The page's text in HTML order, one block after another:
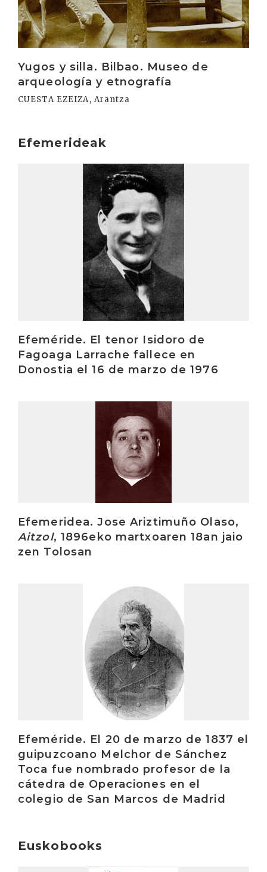
Yugos y silla. Bilbao. Museo de
arqueología y etnografía
CUESTA EZEIZA, Arantza
Efemerideak
Efeméride. El tenor Isidoro de
Fagoaga Larrache fallece en
Donostia el 16 de marzo de 1976
Efemeridea. Jose Ariztimuño Olaso,
Aitzol, 1896eko martxoaren 18an jaio
zen Tolosan
Efeméride. El 20 de marzo de 1837 el
guipuzcoano Melchor de Sánchez
Toca fue nombrado profesor de la
cátedra de Operaciones en el
colegio de San Marcos de Madrid
Euskobooks